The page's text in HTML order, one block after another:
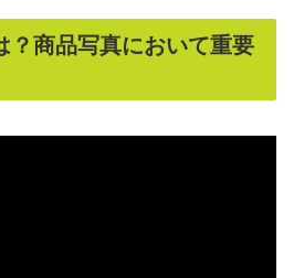
？商品写真において重要